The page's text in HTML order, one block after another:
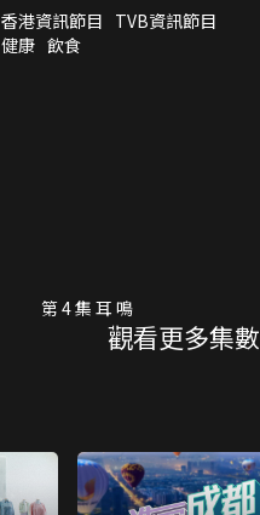
香港資訊節目 TVB資訊節目
健康 飲食
第 4 集 耳 鳴
觀看更多集數